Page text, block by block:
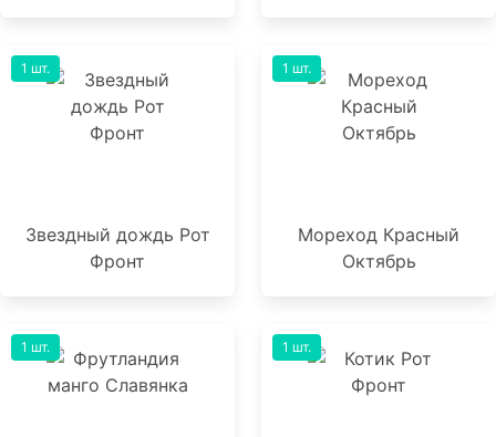
Звездный дождь Рот
Фронт
1 шт.
Мореход Красный
Октябрь
1 шт.
1 шт. 1 шт.